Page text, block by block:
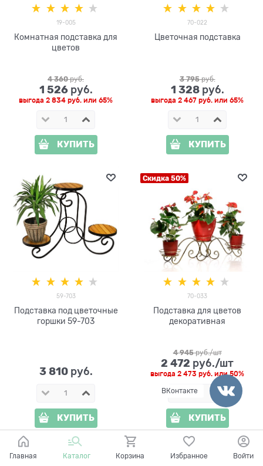
19-005
Комнатная подставка для
цветов
4 360 руб.
1 526 руб.
выгода 2 834 руб. или 65%
КУПИТЬ
70-022
Цветочная подставка
3 795 руб.
1 328 руб.
выгода 2 467 руб. или 65%
КУПИТЬ
59-703
Подставка под цветочные
горшки 59-703
3 810 руб.
КУПИТЬ
Скидка 50%
70-033
Подставка для цветов
декоративная
4 945 руб./шт
2 472 руб./шт
выгода 2 473 руб. или50%
КУПИТЬ
ПОКАЗАТЬ ЕЩЕ
Главная Каталог Корзина Избранное Войти
ВКонтакте